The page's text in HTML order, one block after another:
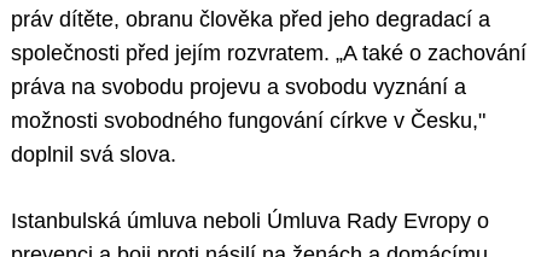
práv dítěte, obranu člověka před jeho degradací a
společnosti před jejím rozvratem. „A také o zachování
práva na svobodu projevu a svobodu vyznání a
možnosti svobodného fungování církve v Česku,"
doplnil svá slova.
Istanbulská úmluva neboli Úmluva Rady Evropy o